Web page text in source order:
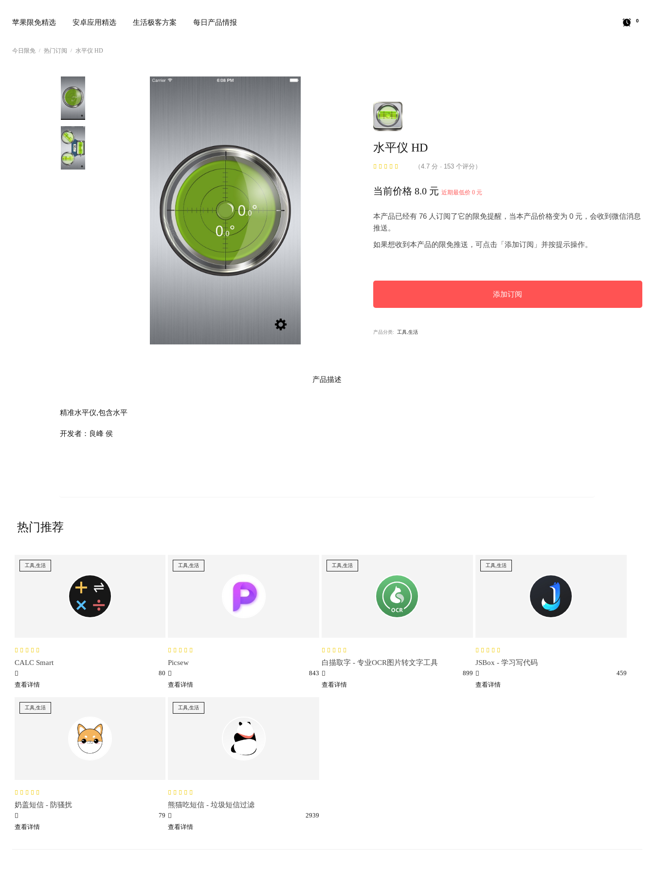
苹果限免精选 安卓应用精选 生活极客方案 每日产品情报 0
今日限免 热门订阅 水平仪 HD
水平仪 HD
（4.7 分 · 153 个评分）
当前价格 8.0 元 近期最低价 0 元
本产品已经有 76 人订阅了它的限免提醒，当本产品价格变为 0 元，会收到微信消息
推送。
如果想收到本产品的限免推送，可点击「添加订阅」并按提示操作。
添加订阅
产品分类: 工具,生活
产品描述
精准水平仪,包含水平
开发者：良峰 侯
热门推荐
工具,生活
CALC Smart
80
查看详情
工具,生活
Picsew
843
查看详情
工具,生活
白描取字 - 专业OCR图片转文字工具
899
查看详情
工具,生活
JSBox - 学习写代码
459
查看详情
工具,生活
奶盖短信 - 防骚扰
79
查看详情
工具,生活
熊猫吃短信 - 垃圾短信过滤
2939
查看详情